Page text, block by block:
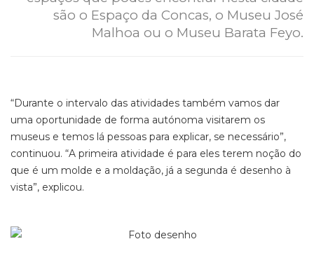
são o Espaço da Concas, o Museu José
Malhoa ou o Museu Barata Feyo.
“Durante o intervalo das atividades também vamos dar
uma oportunidade de forma autónoma visitarem os
museus e temos lá pessoas para explicar, se necessário”,
continuou. “A primeira atividade é para eles terem noção do
que é um molde e a moldação, já a segunda é desenho à
vista”, explicou.